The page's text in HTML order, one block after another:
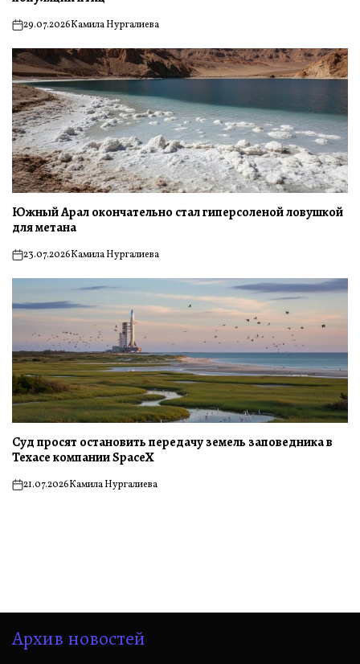
on29.07.2026Камила Нургалиева
Южный Арал окончательно стал гиперсоленой ловушкой
для метана
on23.07.2026Камила Нургалиева
Суд просят остановить передачу земель заповедника в
Техасе компании SpaceX
on21.07.2026Камила Нургалиева
Архив новостей